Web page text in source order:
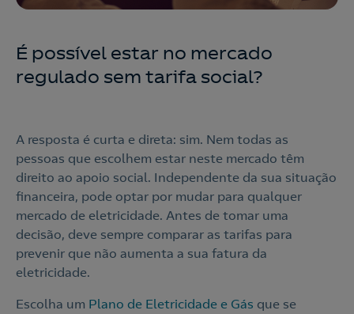
É possível estar no mercado
regulado sem tarifa social?
A resposta é curta e direta: sim. Nem todas as
pessoas que escolhem estar neste mercado têm
direito ao apoio social. Independente da sua situação
financeira, pode optar por mudar para qualquer
mercado de eletricidade. Antes de tomar uma
decisão, deve sempre comparar as tarifas para
prevenir que não aumenta a sua fatura da
eletricidade.
Escolha um Plano de Eletricidade e Gás que se